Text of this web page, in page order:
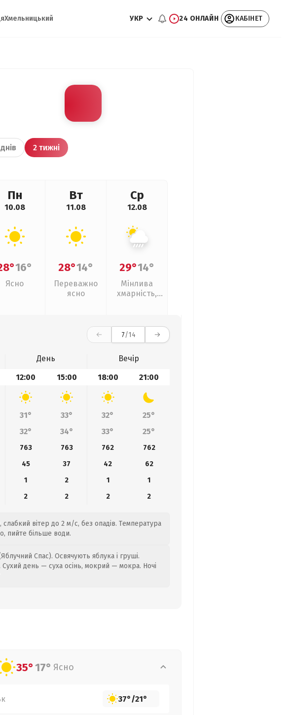
Хмельницький УКР 24 ОНЛАЙН КАБІНЕТ
2 тижні
Пн
10.08
16°
Ясно
Вт
11.08
28°14°
Переважно
ясно
Ср
12.08
29°14°
Мінлива
хмарність,
7/14
День
Вечір
12:00 15:00 18:00 21:00
31° 33° 32°
25°
32° 34° 33° 25°
763 763 762
762
45 37 42
62
1 2 1
1
2 2 2 2
вітер до 2 м/с, без опадів. Температура
пийте більше води.
Спас). Освячують яблука і груші.
день — суха осінь, мокрий — мокра. Ночі
35°17° Ясно
37°/21°